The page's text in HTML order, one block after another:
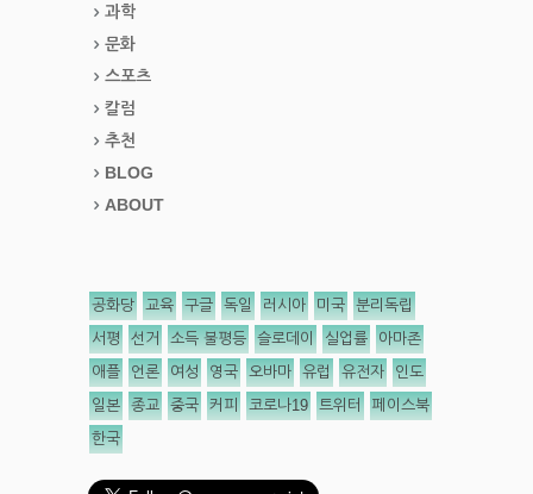
과학
문화
스포츠
칼럼
추천
BLOG
ABOUT
공화당 교육 구글 독일 러시아 미국 분리독립
서평 선거 소득 불평등 슬로데이 실업률 아마존
애플 언론 여성 영국 오바마 유럽 유전자 인도
일본 종교 중국 커피 코로나19 트위터 페이스북
한국